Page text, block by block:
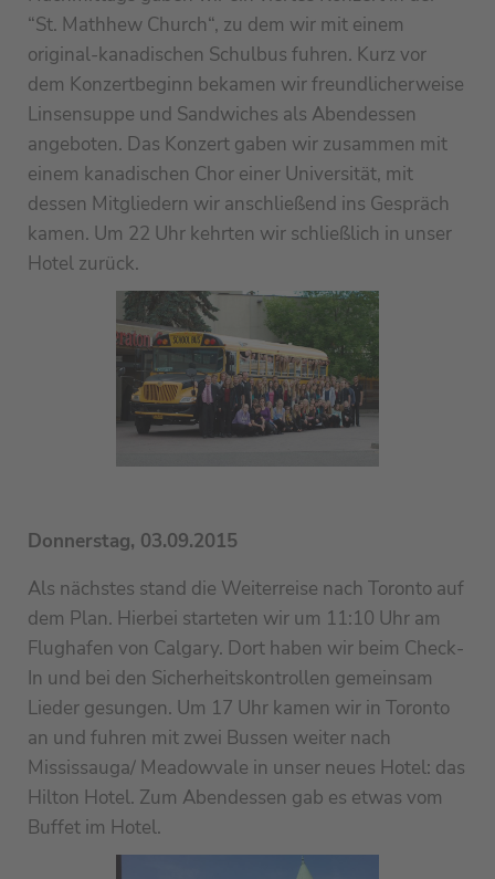
“St. Mathhew Church“, zu dem wir mit einem
original-kanadischen Schulbus fuhren. Kurz vor
dem Konzertbeginn bekamen wir freundlicherweise
Linsensuppe und Sandwiches als Abendessen
angeboten. Das Konzert gaben wir zusammen mit
einem kanadischen Chor einer Universität, mit
dessen Mitgliedern wir anschließend ins Gespräch
kamen. Um 22 Uhr kehrten wir schließlich in unser
Hotel zurück.
Donnerstag, 03.09.2015
Als nächstes stand die Weiterreise nach Toronto auf
dem Plan. Hierbei starteten wir um 11:10 Uhr am
Flughafen von Calgary. Dort haben wir beim Check-
In und bei den Sicherheitskontrollen gemeinsam
Lieder gesungen. Um 17 Uhr kamen wir in Toronto
an und fuhren mit zwei Bussen weiter nach
Mississauga/ Meadowvale in unser neues Hotel: das
Hilton Hotel. Zum Abendessen gab es etwas vom
Buffet im Hotel.